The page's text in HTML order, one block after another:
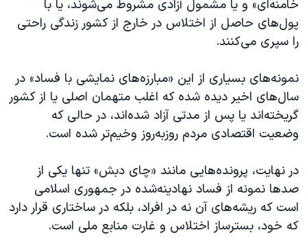
خامنه‌ای» و یا مشمول آزادی مشروط می‌شوند، یا با
پول‌های حاصل از اختلاس‌ در خارج از کشور زندگی راحتی
را سپری می‌کنند.
نمونه‌های بسیاری از این «مبارزه‌های نمایشی با فساد» در
سال‌های اخیر دیده شده که اغلب متهمان اصلی یا از کشور
گریخته‌اند یا پس از مدتی آزاد شده‌اند، در حالی که
وضعیت اقتصادی مردم روزبه‌روز وخیم‌تر شده است.
در نهایت، پرونده‌هایی مانند «چای دبش» تنها یکی از
صدها نمونه از فساد نهادینه‌شده در جمهوری اسلامی
است که ریشه‌های آن نه در افراد، بلکه در ساختاری قرار دارد
که خود، بسترساز اختلاس و غارت منابع ملی است.